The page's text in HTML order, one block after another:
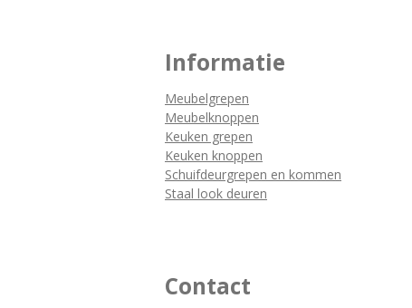
Informatie
Meubelgrepen
Meubelknoppen
Keuken grepen
Keuken knoppen
Schuifdeurgrepen en kommen
Staal look deuren
Contact